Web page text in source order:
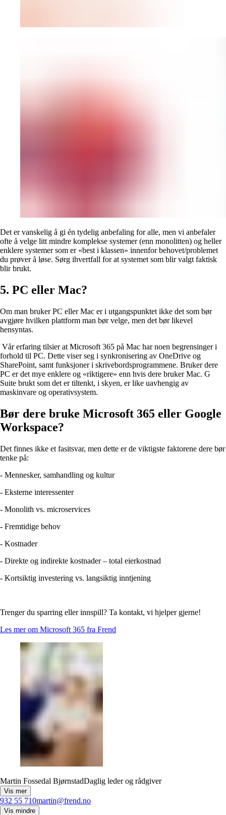
Det er vanskelig å gi én tydelig anbefaling for alle, men vi anbefaler
ofte å velge litt mindre komplekse systemer (enn monolitten) og heller
enklere systemer som er «best i klassen» innenfor behovet/problemet
du prøver å løse. Sørg ihvertfall for at systemet som blir valgt faktisk
blir brukt.
5. PC eller Mac?
Om man bruker PC eller Mac er i utgangspunktet ikke det som bør
avgjøre hvilken plattform man bør velge, men det bør likevel
hensyntas.
Vår erfaring tilsier at Microsoft 365 på Mac har noen begrensinger i
forhold til PC. Dette viser seg i synkronisering av OneDrive og
SharePoint, samt funksjoner i skrivebordsprogrammene. Bruker dere
PC er det mye enklere og «riktigere» enn hvis dere bruker Mac. G
Suite brukt som det er tiltenkt, i skyen, er like uavhengig av
maskinvare og operativsystem.
Bør dere bruke Microsoft 365 eller Google
Workspace?
Det finnes ikke et fasitsvar, men dette er de viktigste faktorene dere bør
tenke på:
- Mennesker, samhandling og kultur
- Eksterne interessenter
- Monolith vs. microservices
- Fremtidige behov
- Kostnader
- Direkte og indirekte kostnader – total eierkostnad
- Kortsiktig investering vs. langsiktig inntjening
Trenger du sparring eller innspill? Ta kontakt, vi hjelper gjerne!
Les mer om Microsoft 365 fra Frend
Martin Fossedal BjørnstadDaglig leder og rådgiver
Vis mer
932 55 710martin@frend.no
Vis mindre